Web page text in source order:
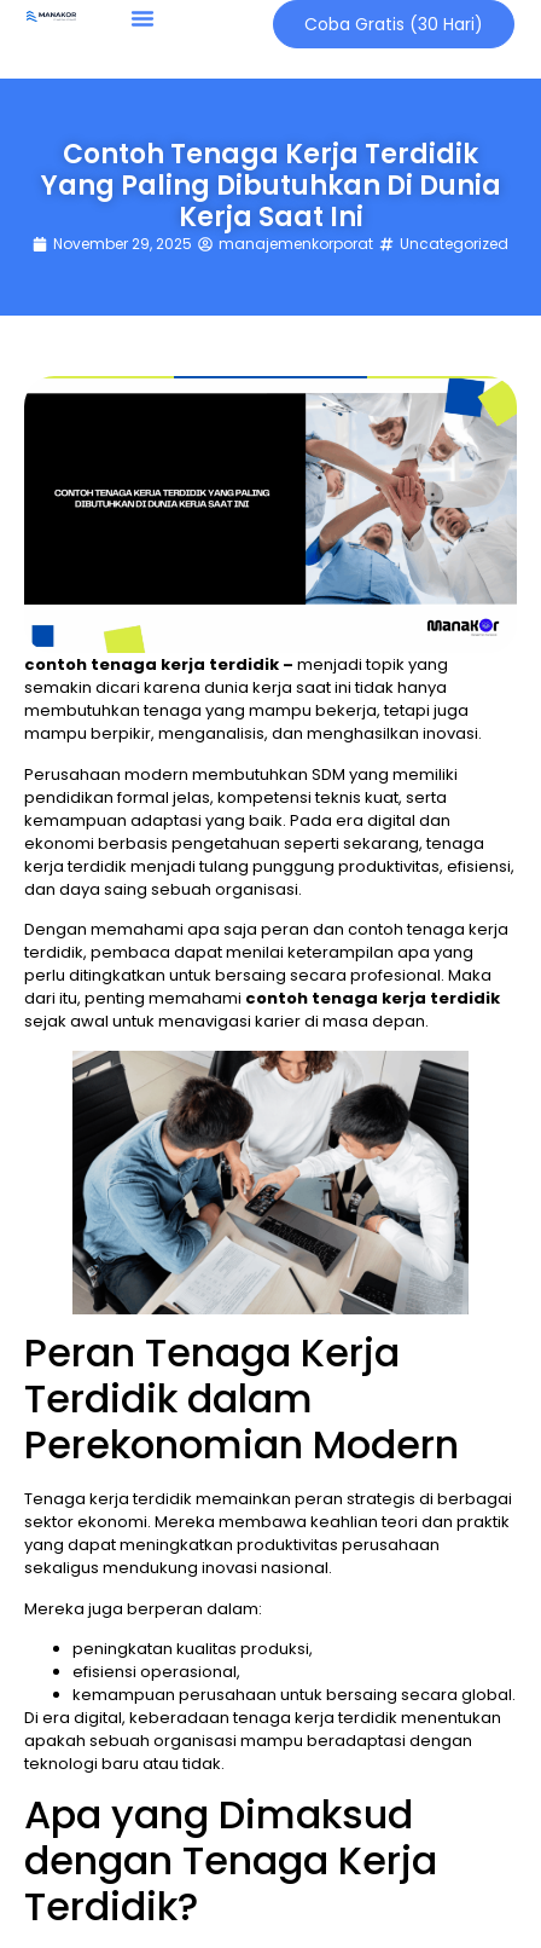
Coba Gratis (30 Hari)
Contoh Tenaga Kerja Terdidik
Yang Paling Dibutuhkan Di Dunia
Kerja Saat Ini
November 29, 2025 manajemenkorporat Uncategorized
contoh tenaga kerja terdidik – menjadi topik yang
semakin dicari karena dunia kerja saat ini tidak hanya
membutuhkan tenaga yang mampu bekerja, tetapi juga
mampu berpikir, menganalisis, dan menghasilkan inovasi.
Perusahaan modern membutuhkan SDM yang memiliki
pendidikan formal jelas, kompetensi teknis kuat, serta
kemampuan adaptasi yang baik. Pada era digital dan
ekonomi berbasis pengetahuan seperti sekarang, tenaga
kerja terdidik menjadi tulang punggung produktivitas, efisiensi,
dan daya saing sebuah organisasi.
Dengan memahami apa saja peran dan contoh tenaga kerja
terdidik, pembaca dapat menilai keterampilan apa yang
perlu ditingkatkan untuk bersaing secara profesional. Maka
dari itu, penting memahami contoh tenaga kerja terdidik
sejak awal untuk menavigasi karier di masa depan.
Peran Tenaga Kerja
Terdidik dalam
Perekonomian Modern
Tenaga kerja terdidik memainkan peran strategis di berbagai
sektor ekonomi. Mereka membawa keahlian teori dan praktik
yang dapat meningkatkan produktivitas perusahaan
sekaligus mendukung inovasi nasional.
Mereka juga berperan dalam:
peningkatan kualitas produksi,
efisiensi operasional,
kemampuan perusahaan untuk bersaing secara global.
Di era digital, keberadaan tenaga kerja terdidik menentukan
apakah sebuah organisasi mampu beradaptasi dengan
teknologi baru atau tidak.
Apa yang Dimaksud
dengan Tenaga Kerja
Terdidik?